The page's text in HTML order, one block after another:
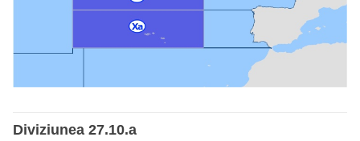
Diviziunea 27.10.a